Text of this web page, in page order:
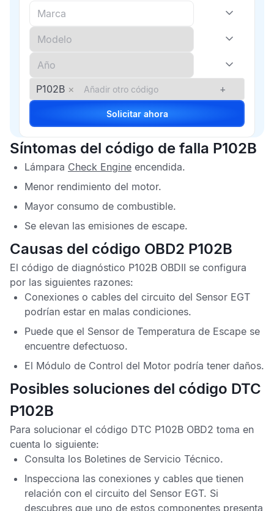
P102B × +
Solicitar ahora
Síntomas del código de falla P102B
Lámpara Check Engine encendida.
Menor rendimiento del motor.
Mayor consumo de combustible.
Se elevan las emisiones de escape.
Causas del código OBD2 P102B
El código de diagnóstico P102B OBDII se configura
por las siguientes razones:
Conexiones o cables del circuito del Sensor EGT
podrían estar en malas condiciones.
Puede que el Sensor de Temperatura de Escape se
encuentre defectuoso.
El Módulo de Control del Motor podría tener daños.
Posibles soluciones del código DTC
P102B
Para solucionar el código DTC P102B OBD2 toma en
cuenta lo siguiente:
Consulta los Boletines de Servicio Técnico.
Inspecciona las conexiones y cables que tienen
relación con el circuito del Sensor EGT. Si
descubres que uno de estos componentes presenta